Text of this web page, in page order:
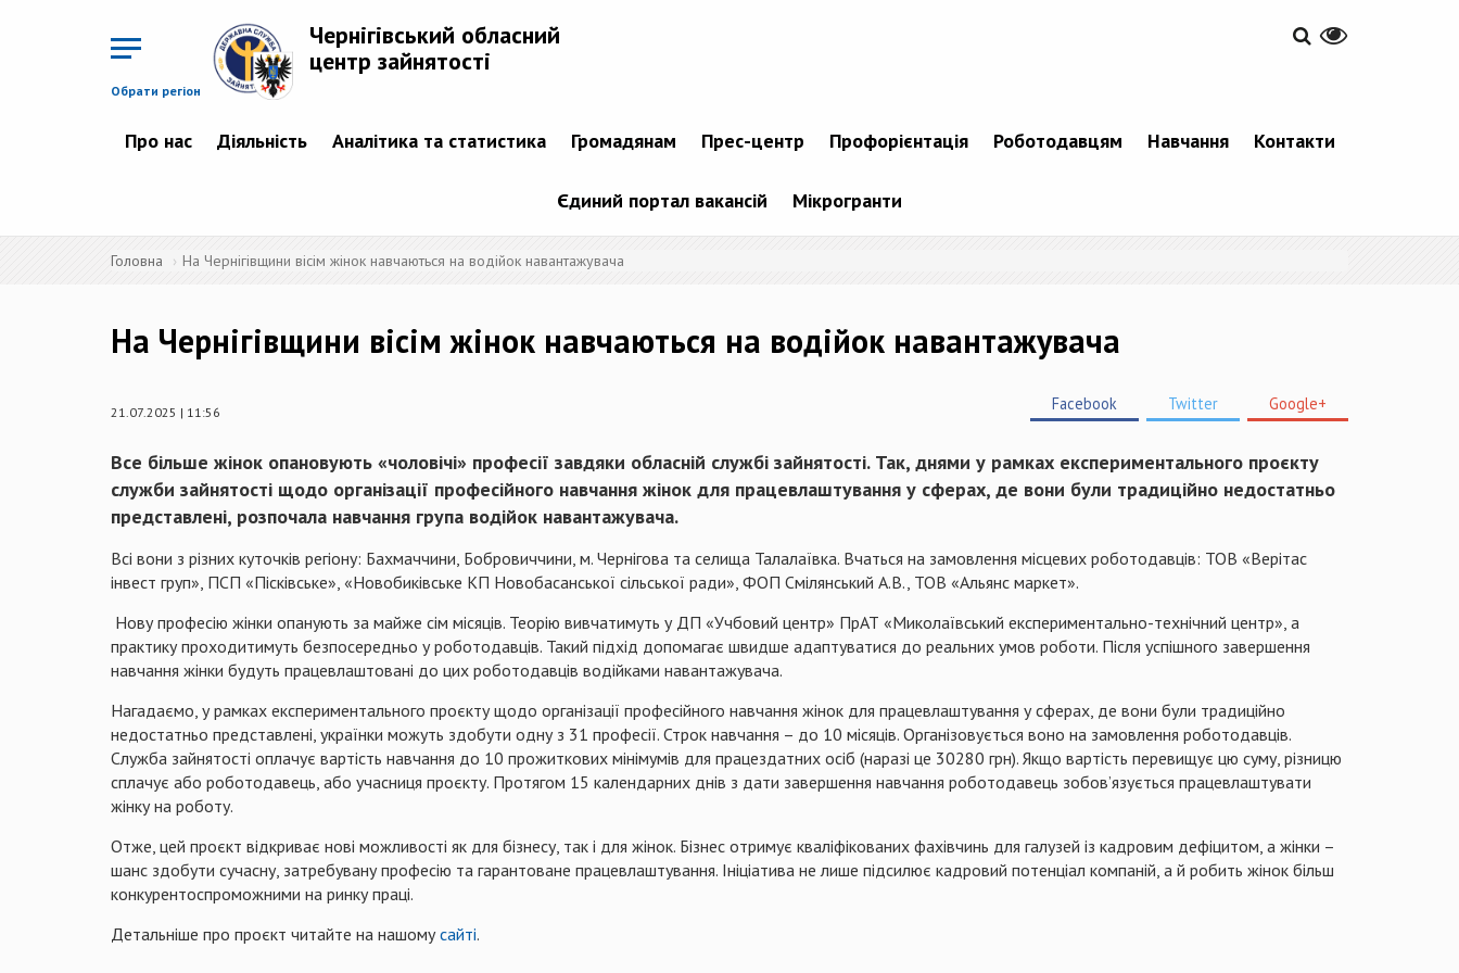
Обрати регіон
Чернігівський обласний
центр зайнятості
Про нас Діяльність Аналітика та статистика Громадянам Прес-центр Профорієнтація Роботодавцям Навчання Контакти
Єдиний портал вакансій Мікрогранти
Головна На Чернігівщини вісім жінок навчаються на водійок навантажувача
На Чернігівщини вісім жінок навчаються на водійок навантажувача
21.07.2025 | 11:56 Facebook Twitter Google+
Все більше жінок опановують «чоловічі» професії завдяки обласній службі зайнятості. Так, днями у рамках експериментального проєкту
служби зайнятості щодо організації професійного навчання жінок для працевлаштування у сферах, де вони були традиційно недостатньо
представлені, розпочала навчання група водійок навантажувача.
Всі вони з різних куточків регіону: Бахмаччини, Бобровиччини, м. Чернігова та селища Талалаївка. Вчаться на замовлення місцевих роботодавців: ТОВ «Верітас
інвест груп», ПСП «Пісківське», «Новобиківське КП Новобасанської сільської ради», ФОП Смілянський А.В., ТОВ «Альянс маркет».
Нову професію жінки опанують за майже сім місяців. Теорію вивчатимуть у ДП «Учбовий центр» ПрАТ «Миколаївський експериментально-технічний центр», а
практику проходитимуть безпосередньо у роботодавців. Такий підхід допомагає швидше адаптуватися до реальних умов роботи. Після успішного завершення
навчання жінки будуть працевлаштовані до цих роботодавців водійками навантажувача.
Нагадаємо, у рамках експериментального проєкту щодо організації професійного навчання жінок для працевлаштування у сферах, де вони були традиційно
недостатньо представлені, українки можуть здобути одну з 31 професії. Строк навчання – до 10 місяців. Організовується воно на замовлення роботодавців.
Служба зайнятості оплачує вартість навчання до 10 прожиткових мінімумів для працездатних осіб (наразі це 30280 грн). Якщо вартість перевищує цю суму, різницю
сплачує або роботодавець, або учасниця проєкту. Протягом 15 календарних днів з дати завершення навчання роботодавець зобов’язується працевлаштувати
жінку на роботу.
Отже, цей проєкт відкриває нові можливості як для бізнесу, так і для жінок. Бізнес отримує кваліфікованих фахівчинь для галузей із кадровим дефіцитом, а жінки –
шанс здобути сучасну, затребувану професію та гарантоване працевлаштування. Ініціатива не лише підсилює кадровий потенціал компаній, а й робить жінок більш
конкурентоспроможними на ринку праці.
Детальніше про проєкт читайте на нашомусайті.